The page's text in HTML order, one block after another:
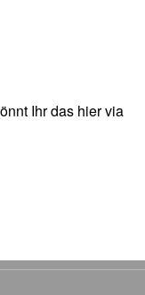
Ihr das hier via